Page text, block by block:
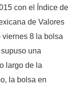
con el Índice de
de Valores
8 la bolsa
una
largo de la
la bolsa en